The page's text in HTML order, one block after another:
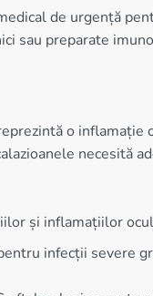
de urgență
sau preparate
o inflamație
necesită
și inflamațiilor
infecții severe